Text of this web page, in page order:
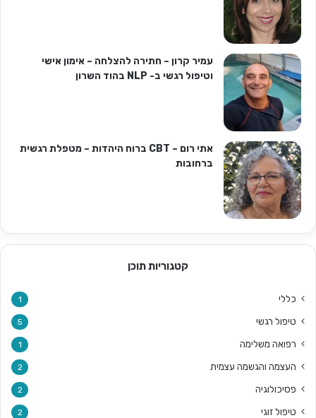
עמיר קרון – חתירה להצלחה – אימון אישי
וטיפול רגשי ב- NLP בהוד השרון
אתי רום – CBT ברוח היהדות – מטפלת רגשית
ברחובות
קטגוריות תוכן
כללי 1
טיפול רגשי 5
רפואה משלימה 1
העצמה והגשמה עצמית 2
פסיכולוגיה 2
טיפול זוגי 2